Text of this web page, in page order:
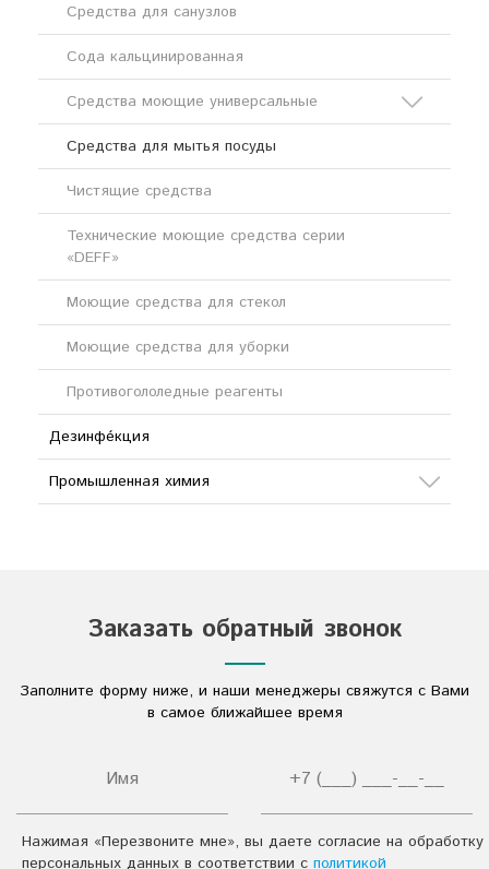
Средства для санузлов
Сода кальцинированная
Средства моющие универсальные
Кислотные моющие средства
Щелочные моющие средства
Средства для мытья посуды
Чистящие средства
Технические моющие средства серии
«DEFF»
Моющие средства для стекол
Моющие средства для уборки
Противогололедные реагенты
Дезинфе́кция
Промышленная химия
Соли
Дезинфицирующие средства
Другое
Заказать обратный звонок
Заполните форму ниже, и наши менеджеры свяжутся с Вами
в самое ближайшее время
Нажимая «Перезвоните мне», вы даете согласие на обработку
персональных данных в соответствии с политикой